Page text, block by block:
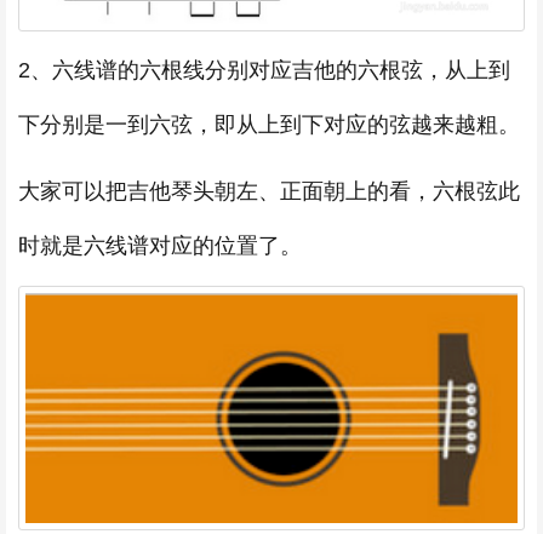
2、六线谱的六根线分别对应吉他的六根弦，从上到
下分别是一到六弦，即从上到下对应的弦越来越粗。
大家可以把吉他琴头朝左、正面朝上的看，六根弦此
时就是六线谱对应的位置了。